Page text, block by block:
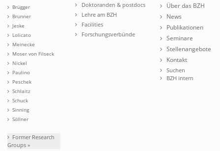
Brügger
Brunner
Jeske
Lolicato
Meinecke
Moser von Filseck
Nickel
Paulino
Peschek
Schlaitz
Schuck
Sinning
Söllner
Former Research
Groups »
Doktoranden & postdocs
Lehre am BZH
Facilities
Forschungsverbünde
Über das BZH
News
Publikationen
Seminare
Stellenangebote
Kontakt
Suchen
BZH intern